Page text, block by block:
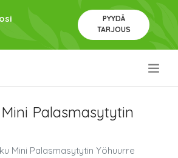
PYYDÄ
TARJOUS
Palasmasytytin
Mini Palasmasytytin Yöhuurre